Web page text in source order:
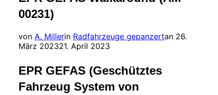
00231)
von A. Millerin Radfahrzeuge gepanzertan 26.
März 202321. April 2023
EPR GEFAS (Geschütztes
Fahrzeug System von